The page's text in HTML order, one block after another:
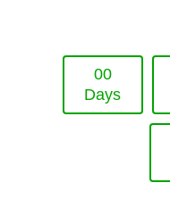
00
Days